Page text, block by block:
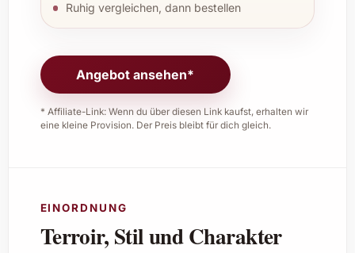
Ruhig vergleichen, dann bestellen
Angebot ansehen*
* Affiliate-Link: Wenn du über diesen Link kaufst, erhalten wir
eine kleine Provision. Der Preis bleibt für dich gleich.
EINORDNUNG
Terroir, Stil und Charakter